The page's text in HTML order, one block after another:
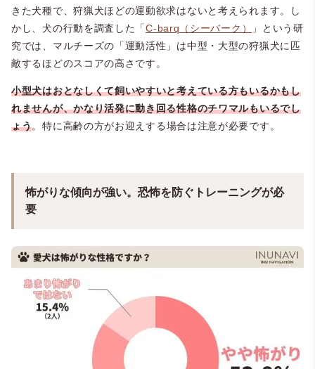
きた犬種で、狩猟犬ほどの運動欲求はないと考えられます。し
かし、犬の行動を調査した「C-barq（シーバーク）
」という研
究では、マルチーズの「運動活性」は中型・大型の狩猟犬に匹
敵するほどのスコアの高さです。
小型犬はおとなしくて飼いやすいと考えている方もいるかもし
れませんが、かなり活発に動き回る性格のチワマルもいるでし
ょう。特に高齢の方がお迎えする場合は注意が必要です。
怖がりな傾向が強い。恐怖を防ぐトレーニングが必
要